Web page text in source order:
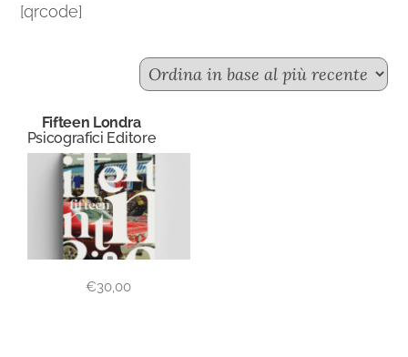
[qrcode]
Fifteen Londra
Psicografici Editore
€30,00